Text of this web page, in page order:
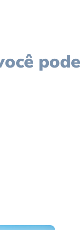
pode